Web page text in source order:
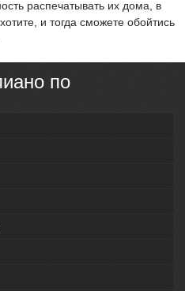
распечатывать их дома, в
и тогда сможете обойтись
по